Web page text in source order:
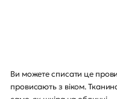
Ви можете списати це
провисають з віком.